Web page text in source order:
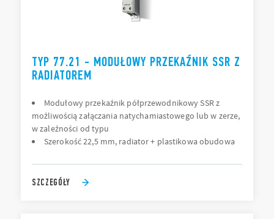
TYP 77.21 - MODUŁOWY PRZEKAŹNIK SSR Z
RADIATOREM
Modułowy przekaźnik półprzewodnikowy SSR z
możliwością załączania natychamiastowego lub w zerze,
w zależności od typu
Szerokość 22,5 mm, radiator + plastikowa obudowa
SZCZEGÓŁY